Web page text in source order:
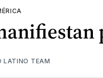
LATINO TEAM